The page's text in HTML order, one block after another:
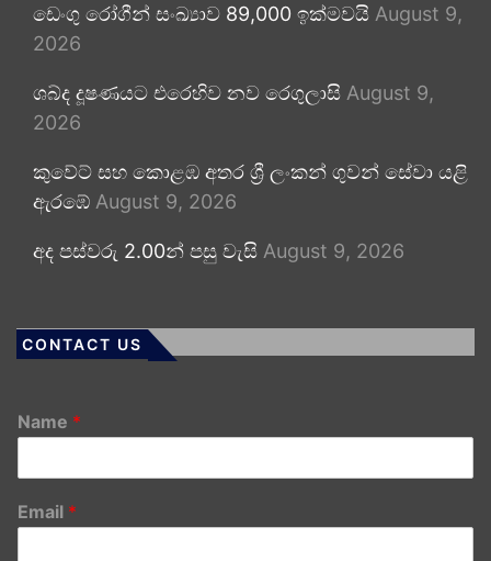
ඩෙංගු රෝගීන් සංඛ්‍යාව 89,000 ඉක්මවයි August 9,
2026
ශබ්ද දූෂණයට එරෙහිව නව රෙගුලාසි August 9,
2026
කුවේට් සහ කොළඹ අතර ශ්‍රී ලංකන් ගුවන් සේවා යළි
ඇරඹේ August 9, 2026
අද පස්වරු 2.00න් පසු වැසි August 9, 2026
CONTACT US
Name *
Email *